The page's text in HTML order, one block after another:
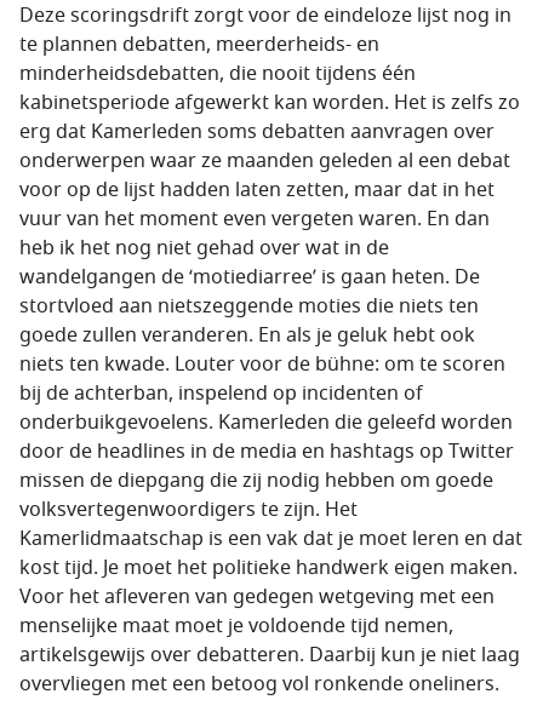
Deze scoringsdrift zorgt voor de eindeloze lijst nog in
te plannen debatten, meerderheids- en
minderheidsdebatten, die nooit tijdens één
kabinetsperiode afgewerkt kan worden. Het is zelfs zo
erg dat Kamerleden soms debatten aanvragen over
onderwerpen waar ze maanden geleden al een debat
voor op de lijst hadden laten zetten, maar dat in het
vuur van het moment even vergeten waren. En dan
heb ik het nog niet gehad over wat in de
wandelgangen de ‘motiediarree’ is gaan heten. De
stortvloed aan nietszeggende moties die niets ten
goede zullen veranderen. En als je geluk hebt ook
niets ten kwade. Louter voor de bühne: om te scoren
bij de achterban, inspelend op incidenten of
onderbuikgevoelens. Kamerleden die geleefd worden
door de headlines in de media en hashtags op Twitter
missen de diepgang die zij nodig hebben om goede
volksvertegenwoordigers te zijn. Het
Kamerlidmaatschap is een vak dat je moet leren en dat
kost tijd. Je moet het politieke handwerk eigen maken.
Voor het afleveren van gedegen wetgeving met een
menselijke maat moet je voldoende tijd nemen,
artikelsgewijs over debatteren. Daarbij kun je niet laag
overvliegen met een betoog vol ronkende oneliners.